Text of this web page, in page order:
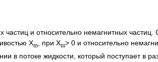
и относительно немагнитных частиц.
Xm, при Xm> 0 и относительно
в потоке жидкости, который поступает в